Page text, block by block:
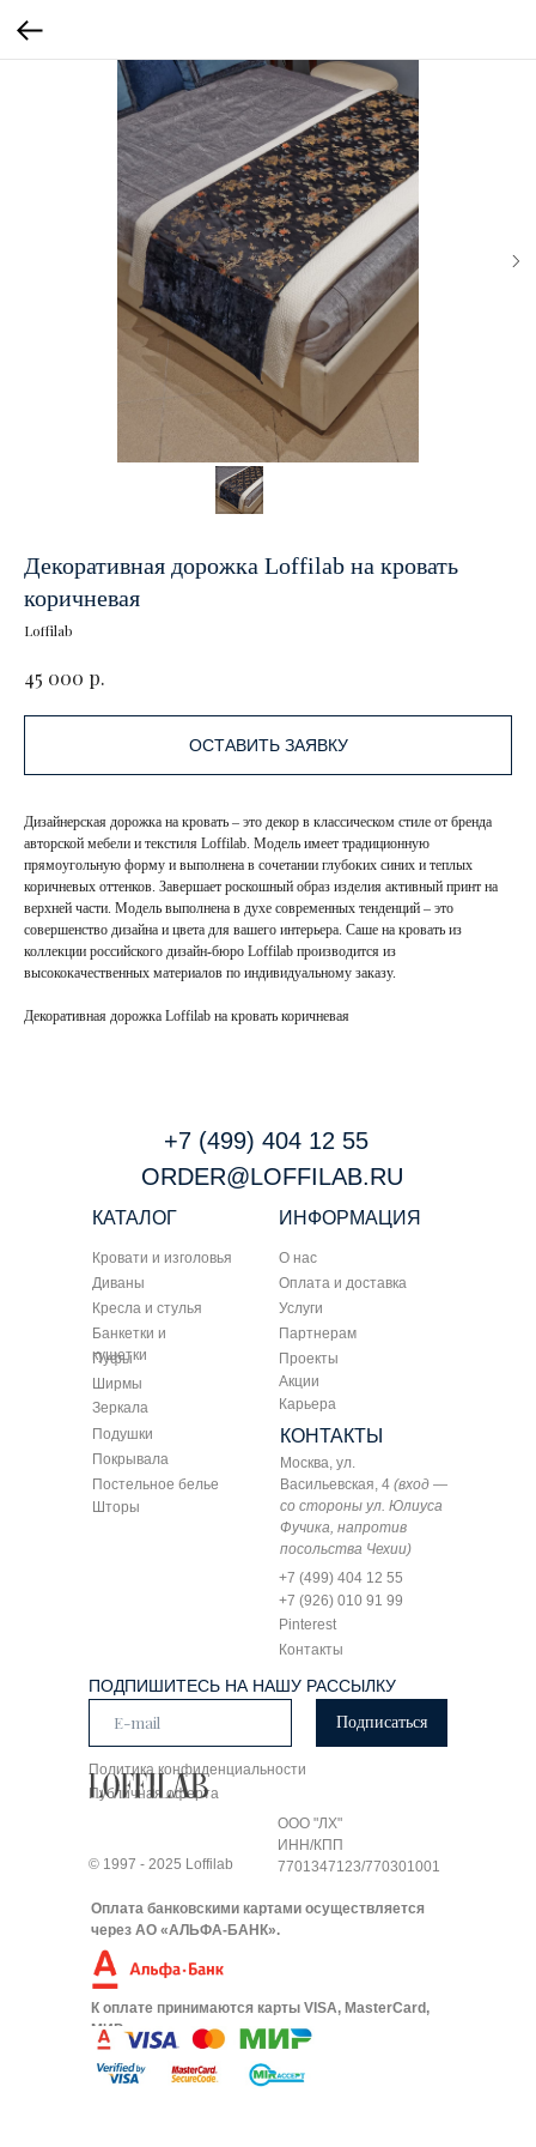
Декоративная дорожка Loffilab на кровать
коричневая
Loffilab
45 000 р.
ОСТАВИТЬ ЗАЯВКУ
Дизайнерская дорожка на кровать – это декор в классическом стиле от бренда
авторской мебели и текстиля Loffilab. Модель имеет традиционную
прямоугольную форму и выполнена в сочетании глубоких синих и теплых
коричневых оттенков. Завершает роскошный образ изделия активный принт на
верхней части. Модель выполнена в духе современных тенденций – это
совершенство дизайна и цвета для вашего интерьера. Саше на кровать из
коллекции российского дизайн-бюро Loffilab производится из
высококачественных материалов по индивидуальному заказу.
Декоративная дорожка Loffilab на кровать коричневая
КАТАЛОГ
+7 (499) 404 12 55
ORDER@LOFFILAB.RU
Кровати и изголовья
Диваны
Кресла и стулья
Банкетки и
кушетки
Пуфы
Ширмы
ПОДПИШИТЕСЬ НА НАШУ РАССЫЛКУ
Подписаться
Политика конфиденциальности
Публичная оферта
© 1997 - 2025 Loffilab
ИНФОРМАЦИЯ
ООО "ЛХ"
ИНН/КПП
7701347123/770301001
О нас
Зеркала
Оплата и доставка
Подушки КОНТАКТЫ
Покрывала
Москва, ул.
Васильевская, 4 (вход —
со стороны ул. Юлиуса
Фучика, напротив
посольства Чехии)
Постельное белье
+7 (499) 404 12 55
Шторы
+7 (926) 010 91 99
Pinterest
Услуги
Партнерам
Проекты
Акции
Контакты
Оплата банковскими картами осуществляется
через АО «АЛЬФА-БАНК».
К оплате принимаются карты VISA, MasterCard,
МИР.
Карьера